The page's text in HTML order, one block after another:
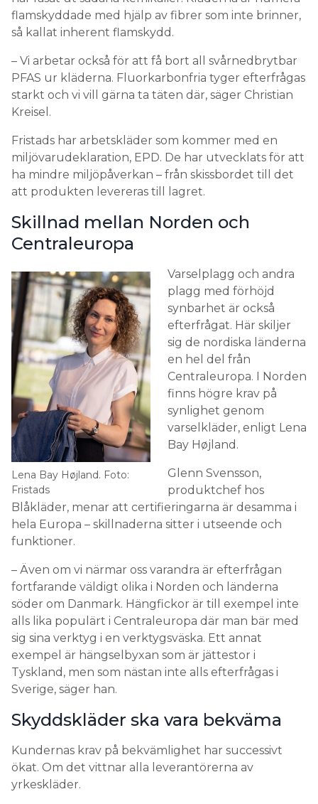
flamskyddade med hjälp av fibrer som inte brinner,
så kallat inherent flamskydd.
– Vi arbetar också för att få bort all svårnedbrytbar
PFAS ur kläderna. Fluorkarbonfria tyger efterfrågas
starkt och vi vill gärna ta täten där, säger Christian
Kreisel.
Fristads har arbetskläder som kommer med en
miljövarudeklaration, EPD. De har utvecklats för att
ha mindre miljöpåverkan – från skissbordet till det
att produkten levereras till lagret.
Skillnad mellan Norden och
Centraleuropa
Lena Bay Højland. Foto:
Fristads
Varselplagg och andra
plagg med förhöjd
synbarhet är också
efterfrågat. Här skiljer
sig de nordiska länderna
en hel del från
Centraleuropa. I Norden
finns högre krav på
synlighet genom
varselkläder, enligt Lena
Bay Højland.
Glenn Svensson,
produktchef hos
Blåkläder, menar att certifieringarna är desamma i
hela Europa – skillnaderna sitter i utseende och
funktioner.
– Även om vi närmar oss varandra är efterfrågan
fortfarande väldigt olika i Norden och länderna
söder om Danmark. Hängfickor är till exempel inte
alls lika populärt i Centraleuropa där man bär med
sig sina verktyg i en verktygsväska. Ett annat
exempel är hängselbyxan som är jättestor i
Tyskland, men som nästan inte alls efterfrågas i
Sverige, säger han.
Skyddskläder ska vara bekväma
Kundernas krav på bekvämlighet har successivt
ökat. Om det vittnar alla leverantörerna av
yrkeskläder.